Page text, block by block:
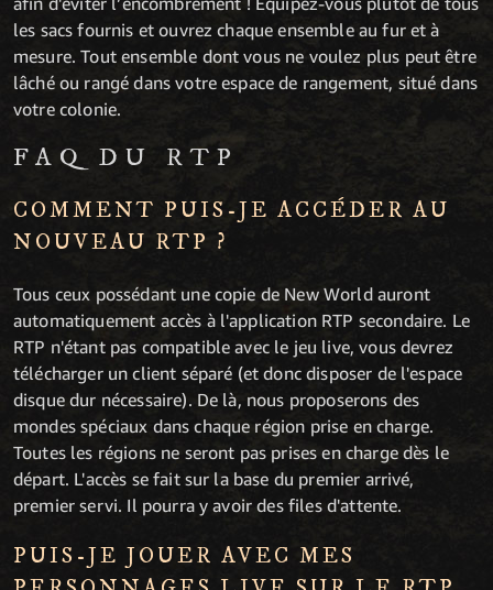
les sacs fournis et ouvrez chaque ensemble au fur et à
mesure. Tout ensemble dont vous ne voulez plus peut être
lâché ou rangé dans votre espace de rangement, situé dans
votre colonie.
FAQ DU RTP
COMMENT PUIS-JE ACCÉDER AU
NOUVEAU RTP ?
Tous ceux possédant une copie de New World auront
automatiquement accès à l'application RTP secondaire. Le
RTP n'étant pas compatible avec le jeu live, vous devrez
télécharger un client séparé (et donc disposer de l'espace
disque dur nécessaire). De là, nous proposerons des
mondes spéciaux dans chaque région prise en charge.
Toutes les régions ne seront pas prises en charge dès le
départ. L'accès se fait sur la base du premier arrivé,
premier servi. Il pourra y avoir des files d'attente.
PUIS-JE JOUER AVEC MES